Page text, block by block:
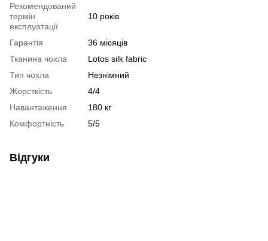
Рекомендований
термін
експлуатації
10 років
Гарантія
36 місяців
Тканина чохла
Lotos silk fabric
Тип чохла
Незнімний
Жорсткість
4/4
Навантаження
180 кг
Комфортність
5/5
Відгуки